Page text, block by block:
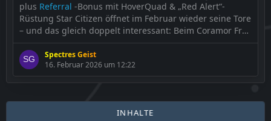
plus Referral -Bonus mit HoverQuad & „Red Alert“-
Rüstung Star Citizen öffnet im Februar wieder seine Tore
– und das gleich doppelt interessant: Beim Coramor Free
Fly könnt ihr das MMO-Sci-Fi-Projekt kostenlos
ausprobieren, während parallel ein
läuft, der Neueinsteiger mit Extras belohnt. Coramor
Free Fly: Star Citizen […]
Der BeitragStar Citizen Free Fly Februar 2026: Kostenlos
spielen + Referral-Bonus (HoverQuad)
Spectres Geist
16. Februar 2026 um 12:22
INHALTE